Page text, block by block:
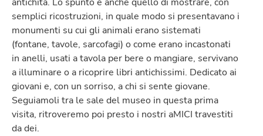
semplici ricostruzioni, in quale modo si presentavano i
monumenti su cui gli animali erano sistemati
(fontane, tavole, sarcofagi) o come erano incastonati
in anelli, usati a tavola per bere o mangiare, servivano
a illuminare o a ricoprire libri antichissimi. Dedicato ai
giovani e, con un sorriso, a chi si sente giovane.
Seguiamoli tra le sale del museo in questa prima
visita, ritroveremo poi presto i nostri aMICI travestiti
da dei.